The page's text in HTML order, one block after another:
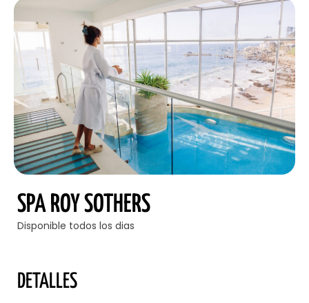
SPA ROY SOTHERS
Disponible todos los dias
DETALLES